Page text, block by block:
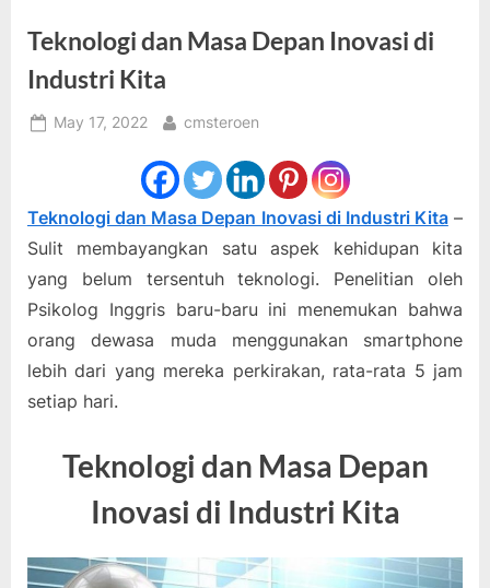
Teknologi dan Masa Depan Inovasi di
Industri Kita
Posted
May 17, 2022 By
cmsteroen
Teknologi dan Masa Depan Inovasi di Industri Kita–
Sulit membayangkan satu aspek kehidupan kita
yang belum tersentuh teknologi. Penelitian oleh
Psikolog Inggris baru-baru ini menemukan bahwa
orang dewasa muda menggunakan smartphone
lebih dari yang mereka perkirakan, rata-rata 5 jam
setiap hari.
Teknologi dan Masa Depan
Inovasi di Industri Kita